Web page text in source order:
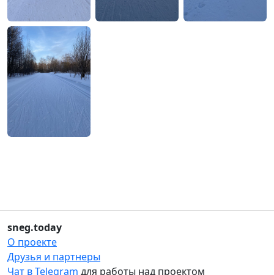
sneg.today
О проекте
Друзья и партнеры
Чат в Telegram для работы над проектом